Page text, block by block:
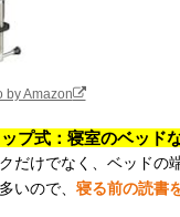
by Amazon
プ式：寝室のベッド
だけでなく、ベッドの
いので、 寝る前の読書